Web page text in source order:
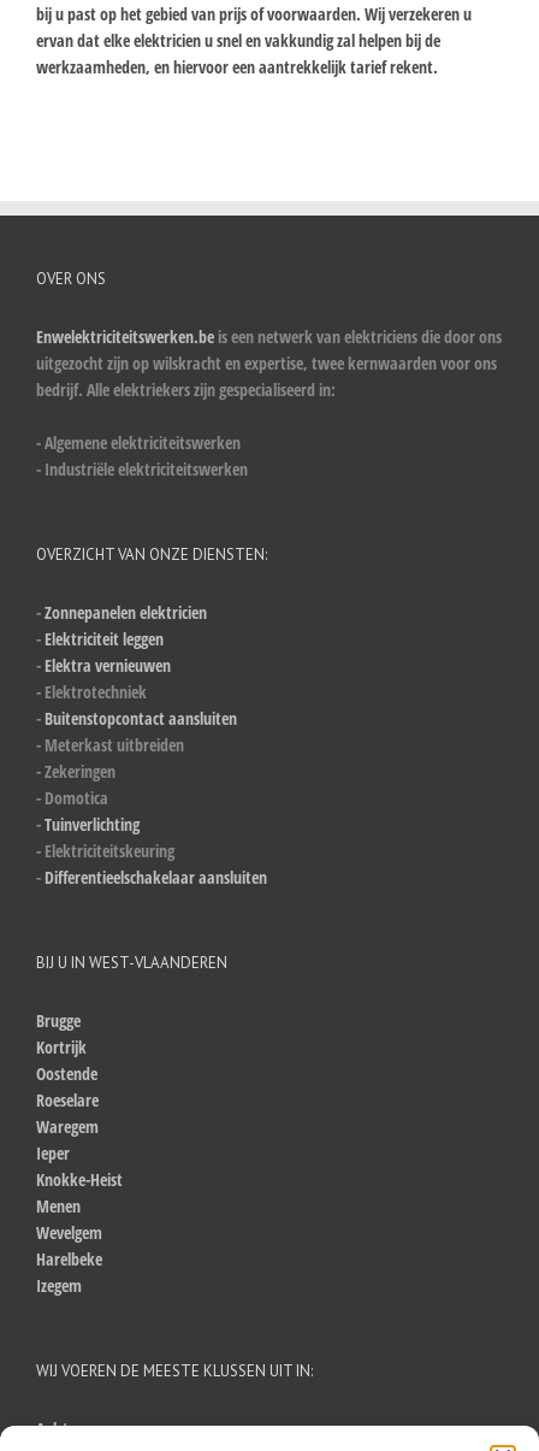
bij u past op het gebied van prijs of voorwaarden. Wij verzekeren u
ervan dat elke elektricien u snel en vakkundig zal helpen bij de
werkzaamheden, en hiervoor een aantrekkelijk tarief rekent.
OVER ONS
Enwelektriciteitswerken.be is een netwerk van elektriciens die door ons
uitgezocht zijn op wilskracht en expertise, twee kernwaarden voor ons
bedrijf. Alle elektriekers zijn gespecialiseerd in:
- Algemene elektriciteitswerken
- Industriële elektriciteitswerken
OVERZICHT VAN ONZE DIENSTEN:
-Zonnepanelen elektricien
- Elektriciteit leggen
- Elektra vernieuwen
- Elektrotechniek
- Buitenstopcontact aansluiten
- Meterkast uitbreiden
- Zekeringen
- Domotica
-Tuinverlichting
- Elektriciteitskeuring
- Differentieelschakelaar aansluiten
BIJ U IN WEST-VLAANDEREN
Brugge
Kortrijk
Oostende
Roeselare
Waregem
Ieper
Knokke-Heist
Menen
Wevelgem
Harelbeke
Izegem
WIJ VOEREN DE MEESTE KLUSSEN UIT IN:
Aalst